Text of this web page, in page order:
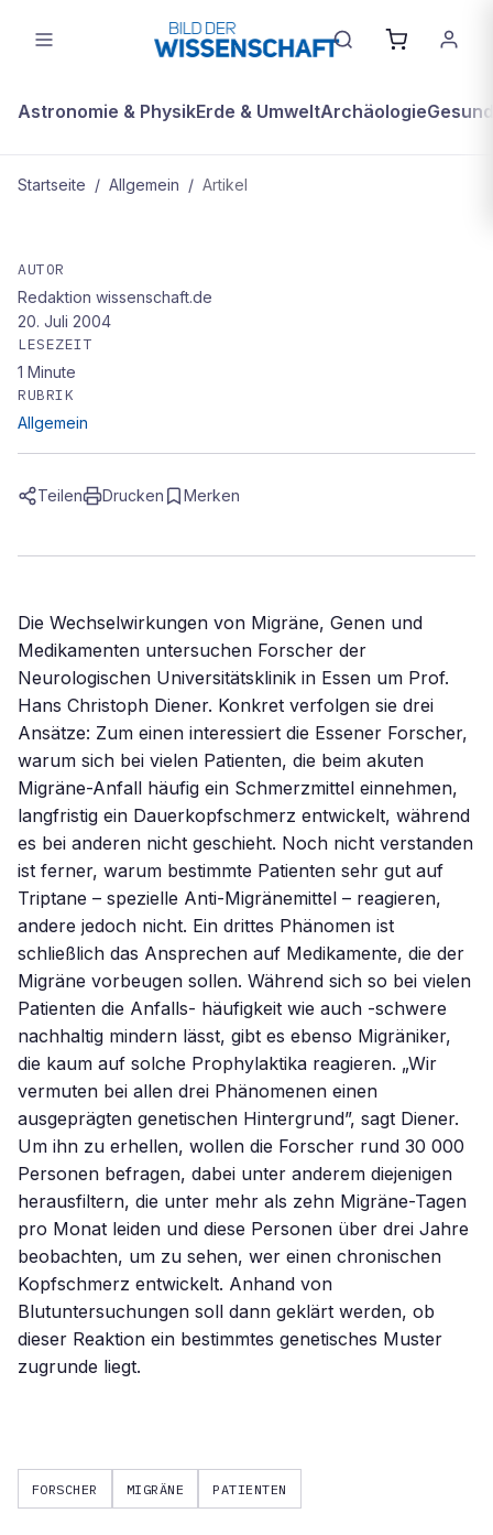
Astronomie & PhysikErde & UmweltArchäologie
Startseite / Allgemein / Artikel
Die Wechselwirkungen von Migräne,
AUTOR
Redaktion wissenschaft.de
20. Juli 2004
LESEZEIT
1 Minute
RUBRIK
Allgemein
Teilen Drucken Merken
Die Wechselwirkungen von Migräne, Genen und
Medikamenten untersuchen Forscher der
Neurologischen Universitätsklinik in Essen um Prof.
Hans Christoph Diener. Konkret verfolgen sie drei
Ansätze: Zum einen interessiert die Essener Forscher,
warum sich bei vielen Patienten, die beim akuten
Migräne-Anfall häufig ein Schmerzmittel einnehmen,
langfristig ein Dauerkopfschmerz entwickelt, während
es bei anderen nicht geschieht. Noch nicht verstanden
ist ferner, warum bestimmte Patienten sehr gut auf
Triptane – spezielle Anti-Migränemittel – reagieren,
andere jedoch nicht. Ein drittes Phänomen ist
schließlich das Ansprechen auf Medikamente, die der
Migräne vorbeugen sollen. Während sich so bei vielen
Patienten die Anfalls- häufigkeit wie auch -schwere
nachhaltig mindern lässt, gibt es ebenso Migräniker,
die kaum auf solche Prophylaktika reagieren. „Wir
vermuten bei allen drei Phänomenen einen
ausgeprägten genetischen Hintergrund”, sagt Diener.
Um ihn zu erhellen, wollen die Forscher rund 30 000
Personen befragen, dabei unter anderem diejenigen
herausfiltern, die unter mehr als zehn Migräne-Tagen
pro Monat leiden und diese Personen über drei Jahre
beobachten, um zu sehen, wer einen chronischen
Kopfschmerz entwickelt. Anhand von
Blutuntersuchungen soll dann geklärt werden, ob
dieser Reaktion ein bestimmtes genetisches Muster
zugrunde liegt.
FORSCHER MIGRÄNE PATIENTEN